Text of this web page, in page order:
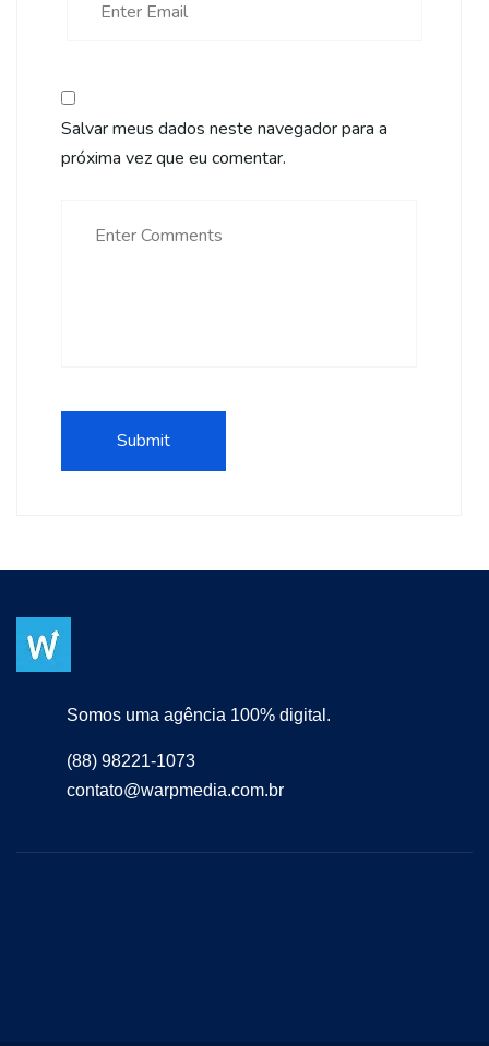
Salvar meus dados neste navegador para a
próxima vez que eu comentar.
Somos uma agência 100% digital.
(88) 98221-1073
contato@warpmedia.com.br